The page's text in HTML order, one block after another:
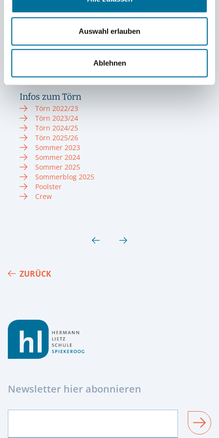
Auswahl erlauben
Ablehnen
Beitragsbild oben: Marie, JustusQ, Lias, Oskar, Hanna, Thore und Emma
Infos zum Törn
Törn 2022/23
Törn 2023/24
Törn 2024/25
Törn 2025/26
Sommer 2023
Sommer 2024
Sommer 2025
Sommerblog 2025
Poolster
Crew
ZURÜCK
Newsletter hier abonnieren
SENDEN